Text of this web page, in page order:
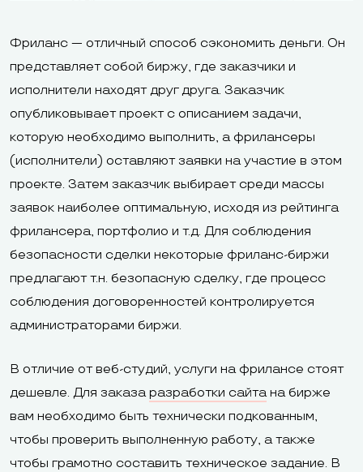
системами
аналитики
Яндекс.Метрика,
встроенная
аналитика
Онлайн-оплата
Карты Visa и
MasterCard,
WebMoney,
Qiwi Wallet,
Робокасса,
SmsCoin,
Кнопки «Мне
нравится»,
«Поделиться» и
Фриланс — отличный способ сэкономить деньги. Он
представляет собой биржу, где заказчики и
исполнители находят друг друга. Заказчик
опубликовывает проект с описанием задачи,
которую необходимо выполнить, а фрилансеры
(исполнители) оставляют заявки на участие в этом
проекте. Затем заказчик выбирает среди массы
заявок наиболее оптимальную, исходя из рейтинга
фрилансера, портфолио и т.д. Для соблюдения
безопасности сделки некоторые фриланс-биржи
предлагают т.н. безопасную сделку, где процесс
соблюдения договоренностей контролируется
администраторами биржи.
В отличие от веб-студий, услуги на фрилансе стоят
дешевле. Для заказаразработки сайтана бирже
вам необходимо быть технически подкованным,
чтобы проверить выполненную работу, а также
чтобы грамотно составить техническое задание. В